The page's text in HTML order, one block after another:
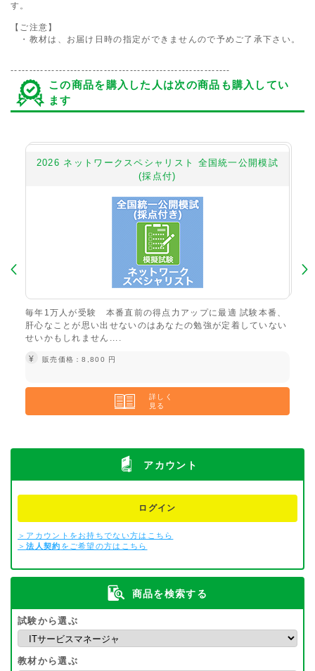
す。
【ご注意】
・教材は、お届け日時の指定ができませんので予めご了承下さい。
-----------------------------------------------------------
この商品を購入した人は次の商品も購入してい
ます
2026 ネットワークスペシャリスト 全国統一公開模試
(採点付)
毎年1万人が受験 本番直前の得点力アップに最適 試験本番、
肝心なことが思い出せないのはあなたの勉強が定着していない
せいかもしれません....
¥ 販売価格：8,800 円
詳しく
見る
アカウント
ログイン
＞アカウントをお持ちでない方はこちら
＞法人契約 をご希望の方はこちら
商品を検索する
試験から選ぶ
教材から選ぶ